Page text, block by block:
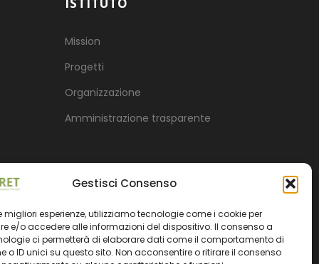
Gestisci Consenso
migliori esperienze, utilizziamo tecnologie come i cookie per
e/o accedere alle informazioni del dispositivo. Il consenso a
ci permetterà di elaborare dati come il comportamento di
o ID unici su questo sito. Non acconsentire o ritirare il consenso
Mission
Progetti
Organizzazione
Amministrazione trasparente